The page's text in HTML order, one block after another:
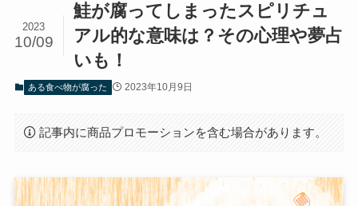
鮭が腐ってしまったスピリチュ
アル的な意味は？その心理や夢占
いも！
2023
10/09
ある食べ物が腐った 2023年10月9日
記事内に商品プロモーションを含む場合があります。